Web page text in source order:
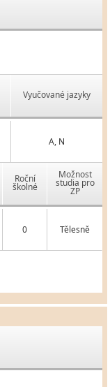
Vyučované jazyky
A, N
Roční
školné
Možnost
studia pro
ZP
0 Tělesně